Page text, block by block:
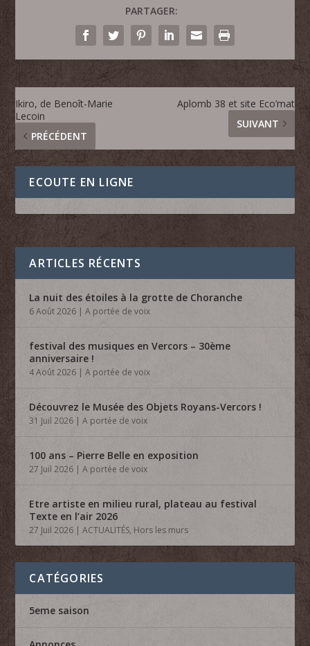
PARTAGER:
Ikiro, de Benoît-Marie
Lecoin
PRÉCÉDENT
Aplomb 38 et site Eco’mat
SUIVANT
ECOUTE EN LIGNE
ARTICLES RÉCENTS
La nuit des étoiles à la grotte de Choranche
6 Août 2026 |A portée de voix
festival des musiques en Vercors – 30ème
anniversaire !
4 Août 2026 |A portée de voix
Découvrez le Musée des Objets Royans-Vercors !
31 Juil 2026 |A portée de voix
100 ans – Pierre Belle en exposition
27 Juil 2026 |A portée de voix
Etre artiste en milieu rural, plateau au festival
Texte en l’air 2026
27 Juil 2026 |ACTUALITÉS, Hors les murs
CATÉGORIES
5eme saison